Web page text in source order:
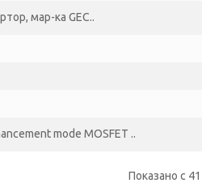
мар-ка GEC..
mode MOSFET ..
Показано с